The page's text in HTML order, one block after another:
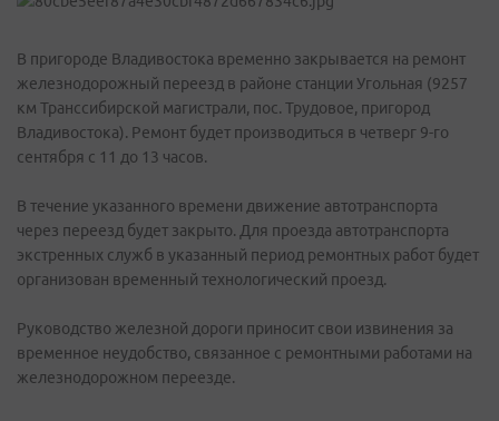
В пригороде Владивостока временно закрывается на ремонт
железнодорожный переезд в районе станции Угольная (9257
км Транссибирской магистрали, пос. Трудовое, пригород
Владивостока). Ремонт будет производиться в четверг 9-го
сентября с 11 до 13 часов.
В течение указанного времени движение автотранспорта
через переезд будет закрыто. Для проезда автотранспорта
экстренных служб в указанный период ремонтных работ будет
организован временный технологический проезд.
Руководство железной дороги приносит свои извинения за
временное неудобство, связанное с ремонтными работами на
железнодорожном переезде.